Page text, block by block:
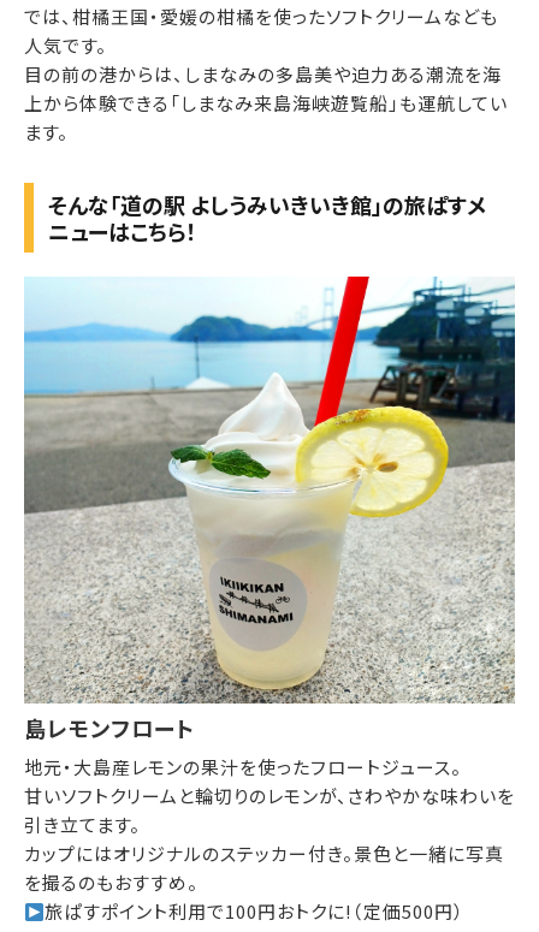
では、柑橘王国・愛媛の柑橘を使ったソフトクリームなども
人気です。
目の前の港からは、しまなみの多島美や迫力ある潮流を海
上から体験できる「しまなみ来島海峡遊覧船」も運航してい
ます。
そんな「道の駅 よしうみいきいき館」の旅ぱすメ
ニューはこちら！
島レモンフロート
地元・大島産レモンの果汁を使ったフロートジュース。
甘いソフトクリームと輪切りのレモンが、さわやかな味わいを
引き立てます。
カップにはオリジナルのステッカー付き。景色と一緒に写真
を撮るのもおすすめ。
旅ぱすポイント利用で100円おトクに!（定価500円）